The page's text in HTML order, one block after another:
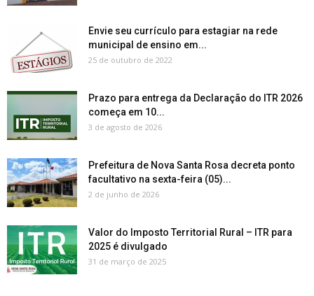
Envie seu currículo para estagiar na rede
municipal de ensino em...
25 de outubro de 2022
Prazo para entrega da Declaração do ITR 2026
começa em 10...
3 de agosto de 2026
Prefeitura de Nova Santa Rosa decreta ponto
facultativo na sexta-feira (05)...
2 de junho de 2026
Valor do Imposto Territorial Rural – ITR para
2025 é divulgado
31 de março de 2025